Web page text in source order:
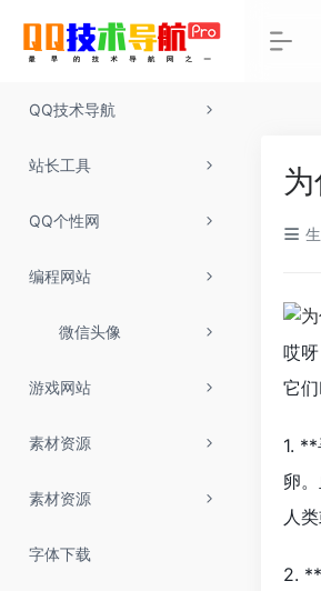
QQ技术导航
站长工具
QQ个性网
编程网站
微信头像
游戏网站
素材资源
素材资源
字体下载
哎
它
1.
卵
人
2.